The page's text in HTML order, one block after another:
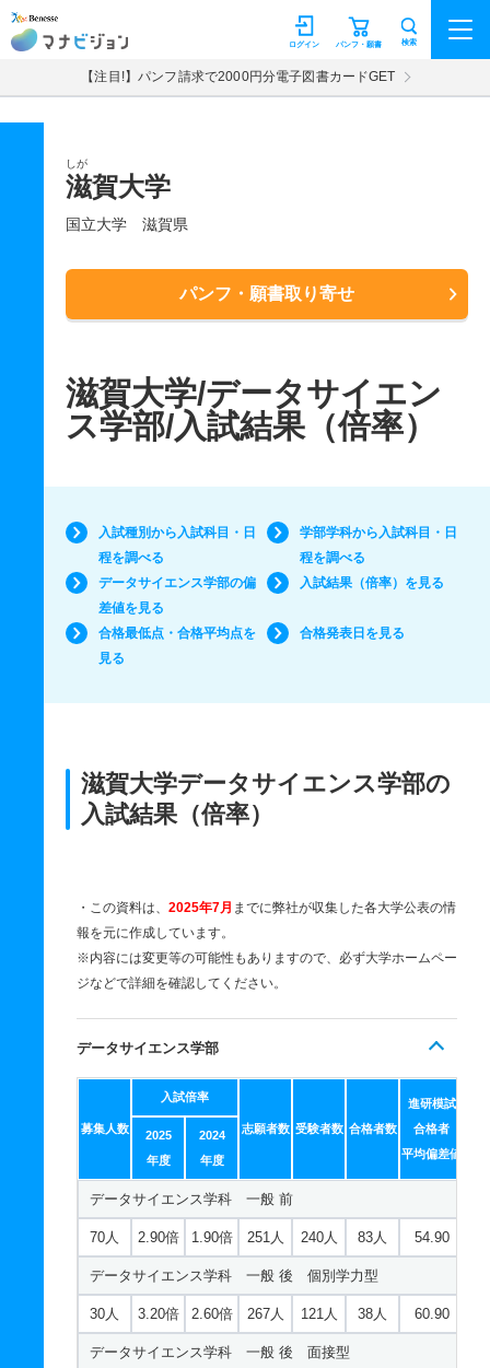
マナビジョン パンフ・願書
ログイン 検索
【注目!】パンフ請求で2000円分電子図書カードGET
しが
滋賀大学
国立大学 滋賀県
パンフ・願書取り寄せ
滋賀大学/データサイエン
ス学部/入試結果（倍率）
入試種別から入試科目・日
程を調べる
学部学科から入試科目・日
程を調べる
データサイエンス学部の偏
差値を見る
入試結果（倍率）を見る
合格最低点・合格平均点を
見る
合格発表日を見る
滋賀大学データサイエンス学部の
入試結果（倍率）
・この資料は、 2025年7月 までに弊社が収集した各大学公表の情
報を元に作成しています。
※内容には変更等の可能性もありますので、必ず大学ホームペー
ジなどで詳細を確認してください。
データサイエンス学部
募集人数
入試倍率
志願者数 受験者数 合格者数
進研模試
合格者
平均偏差値
2025
年度
2024
年度
データサイエンス学科 一般 前
70人 2.90倍 1.90倍 251人 240人 83人 54.90
データサイエンス学科 一般 後 個別学力型
30人 3.20倍 2.60倍 267人 121人 38人 60.90
データサイエンス学科 一般 後 面接型